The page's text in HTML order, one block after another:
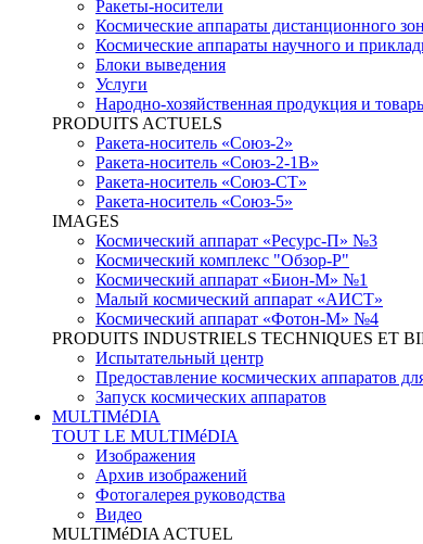
Ракеты-носители
Космические аппараты дистанционного
Космические аппараты научного и
Блоки выведения
Услуги
Народно-хозяйственная продукция и
PRODUITS ACTUELS
Ракета-носитель «Союз-2»
Ракета-носитель «Союз-2-1В»
Ракета-носитель «Союз-СТ»
Ракета-носитель «Союз-5»
IMAGES
Космический аппарат «Ресурс-П» №3
Космический комплекс "Обзор-Р"
Космический аппарат «Бион-М» №1
Малый космический аппарат «АИСТ»
Космический аппарат «Фотон-М» №4
PRODUITS INDUSTRIELS TECHNIQUES ET
Испытательный центр
Предоставление космических аппаратов
Запуск космических аппаратов
MULTIMéDIA
TOUT LE MULTIMéDIA
Изображения
Архив изображений
Фотогалерея руководства
Видео
MULTIMéDIA ACTUEL